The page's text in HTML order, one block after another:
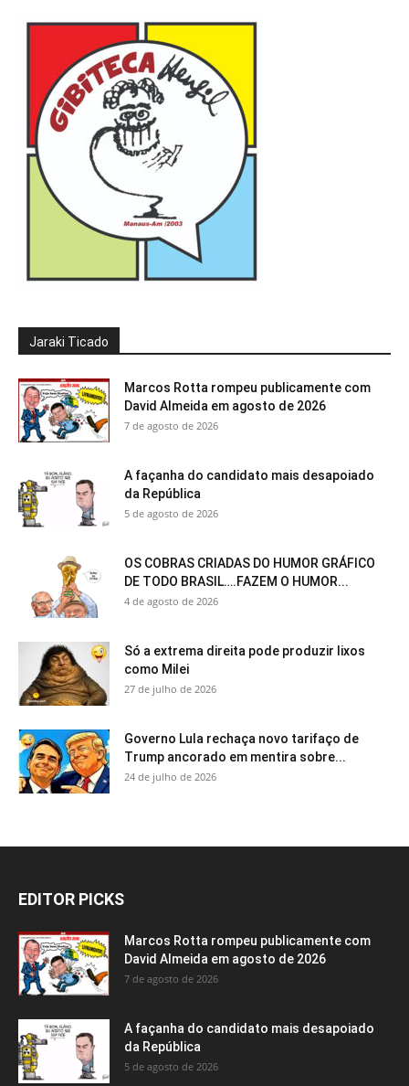
Jaraki Ticado
Marcos Rotta rompeu publicamente com
David Almeida em agosto de 2026
7 de agosto de 2026
A façanha do candidato mais desapoiado
da República
5 de agosto de 2026
OS COBRAS CRIADAS DO HUMOR GRÁFICO
DE TODO BRASIL….FAZEM O HUMOR...
4 de agosto de 2026
Só a extrema direita pode produzir lixos
como Milei
27 de julho de 2026
Governo Lula rechaça novo tarifaço de
Trump ancorado em mentira sobre...
24 de julho de 2026
EDITOR PICKS
Marcos Rotta rompeu publicamente com
David Almeida em agosto de 2026
7 de agosto de 2026
A façanha do candidato mais desapoiado
da República
5 de agosto de 2026